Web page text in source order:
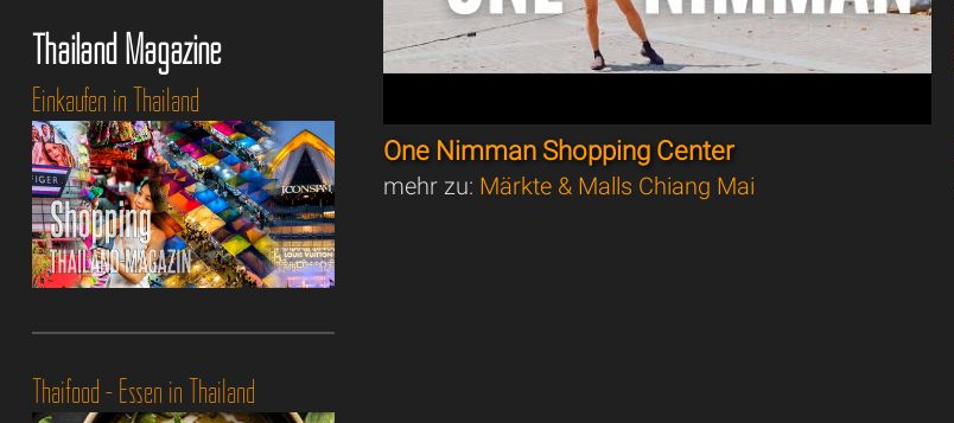
One Nimman Shopping Center
mehr zu: Märkte & Malls Chiang Mai
Thailand Magazine
Einkaufen in Thailand
Thaifood - Essen in Thailand